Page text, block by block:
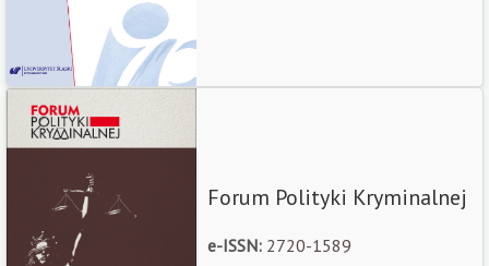
Forum Polityki Kryminalnej
e-ISSN: 2720-1589